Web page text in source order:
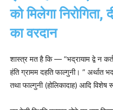
को मिलेगा
का वरदान
शास्त्र मत है कि — “भद्रायाम द्वे न
हंति ग्रामम दहति फाल्गुनी। ” अर्थात
तथा फाल्गुनी (होलिकादाह) आदि विशेष